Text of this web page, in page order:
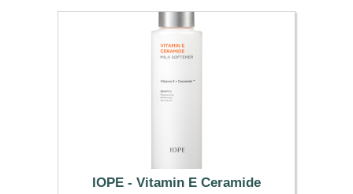
IOPE - Vitamin E Ceramide